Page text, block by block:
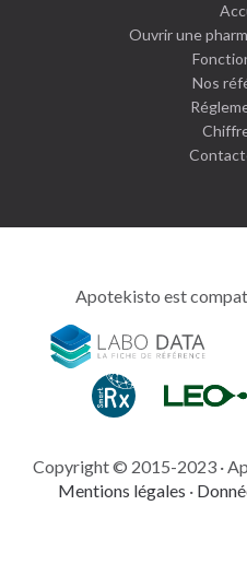
Ouvrir une
Nos
Apotekisto est
Copyright © 2015-2023 ·
Mentions légales ·